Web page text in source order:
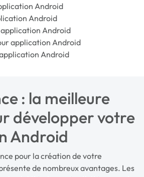
Android
Android
Android
application Android
Android
: la meilleure
développer votre
Android
pour la création de votre
de nombreux avantages. Les